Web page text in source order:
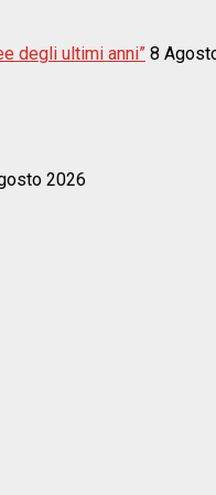
degli ultimi anni” 8
2026